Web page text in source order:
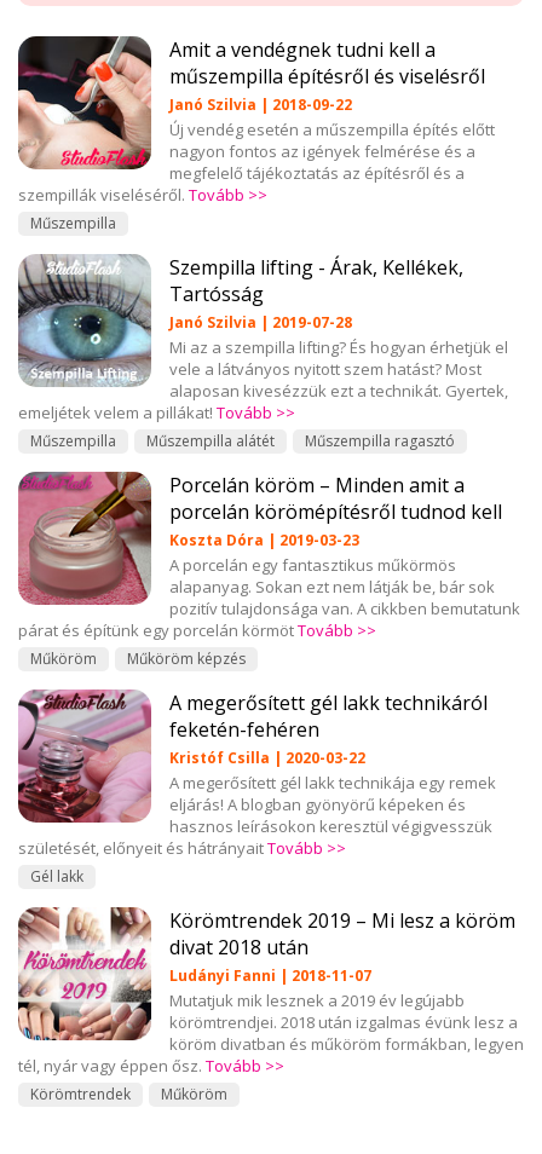
Amit a vendégnek tudni kell a
műszempilla építésről és viselésről
Janó Szilvia | 2018-09-22
Új vendég esetén a műszempilla építés előtt
nagyon fontos az igények felmérése és a
megfelelő tájékoztatás az építésről és a
szempillák viseléséről. Tovább >>
Műszempilla
Szempilla lifting - Árak, Kellékek,
Tartósság
Janó Szilvia | 2019-07-28
Mi az a szempilla lifting? És hogyan érhetjük el
vele a látványos nyitott szem hatást? Most
alaposan kivesézzük ezt a technikát. Gyertek,
emeljétek velem a pillákat! Tovább >>
Műszempilla Műszempilla alátét Műszempilla ragasztó
Porcelán köröm – Minden amit a
porcelán körömépítésről tudnod kell
Koszta Dóra | 2019-03-23
A porcelán egy fantasztikus műkörmös
alapanyag. Sokan ezt nem látják be, bár sok
pozitív tulajdonsága van. A cikkben bemutatunk
párat és építünk egy porcelán körmötTovább >>
Műköröm Műköröm képzés
A megerősített gél lakk technikáról
feketén-fehéren
Kristóf Csilla | 2020-03-22
A megerősített gél lakk technikája egy remek
eljárás! A blogban gyönyörű képeken és
hasznos leírásokon keresztül végigvesszük
születését, előnyeit és hátrányaitTovább >>
Gél lakk
Körömtrendek 2019 – Mi lesz a köröm
divat 2018 után
Ludányi Fanni | 2018-11-07
Mutatjuk mik lesznek a 2019 év legújabb
körömtrendjei. 2018 után izgalmas évünk lesz a
köröm divatban és műköröm formákban, legyen
tél, nyár vagy éppen ősz. Tovább >>
Körömtrendek Műköröm